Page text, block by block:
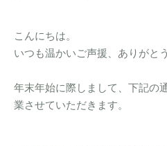
こんにちは。
いつも温かいご声援、ありがと
年末年始に際しまして、下記の
業させていただきます。